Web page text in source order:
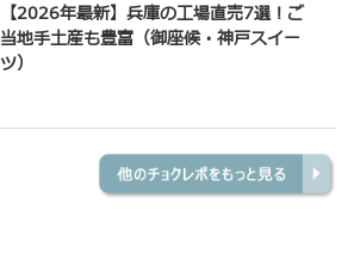
【2026年最新】兵庫の工場直売7選！ご
当地手土産も豊富（御座候・神戸スイー
ツ）